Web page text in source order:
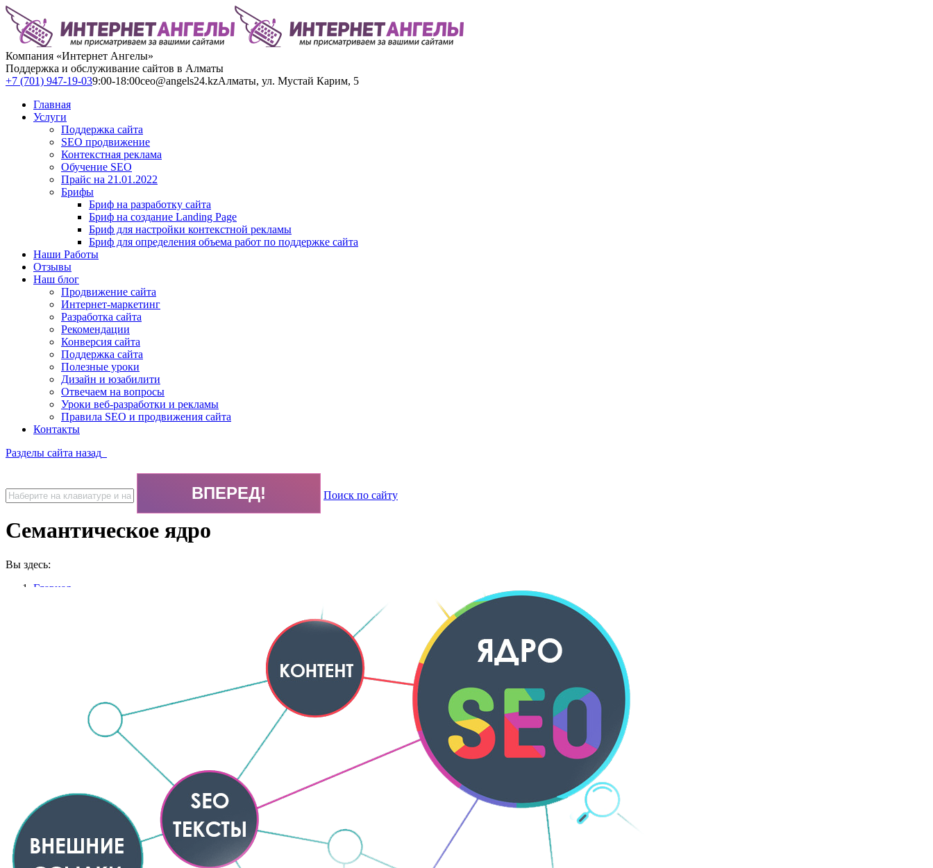
Компания «Интернет Ангелы»
Поддержка и обслуживание сайтов в Алматы
+7 (701) 947-19-039:00-18:00ceo@angels24.kzАлматы, ул. Мустай Карим, 5
Главная
Услуги
Поддержка сайта
SEO продвижение
Контекстная реклама
Обучение SEO
Прайс на 21.01.2022
Брифы
Бриф на разработку сайта
Бриф на создание Landing Page
Бриф для настройки контекстной рекламы
Бриф для определения объема работ по поддержке сайта
Наши Работы
Отзывы
Наш блог
Продвижение сайта
Интернет-маркетинг
Разработка сайта
Рекомендации
Конверсия сайта
Поддержка сайта
Полезные уроки
Дизайн и юзабилити
Отвечаем на вопросы
Уроки веб-разработки и рекламы
Правила SEO и продвижения сайта
Контакты
Разделы сайта назад
Поиск по сайту
Семантическое ядро
Вы здесь:
Главная